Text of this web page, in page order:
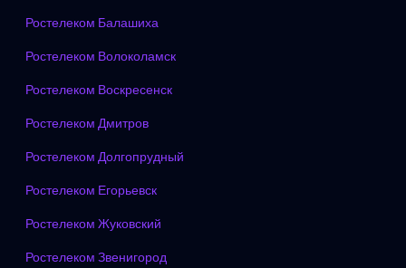
Ростелеком Балашиха
Ростелеком Волоколамск
Ростелеком Воскресенск
Ростелеком Дмитров
Ростелеком Долгопрудный
Ростелеком Егорьевск
Ростелеком Жуковский
Ростелеком Звенигород